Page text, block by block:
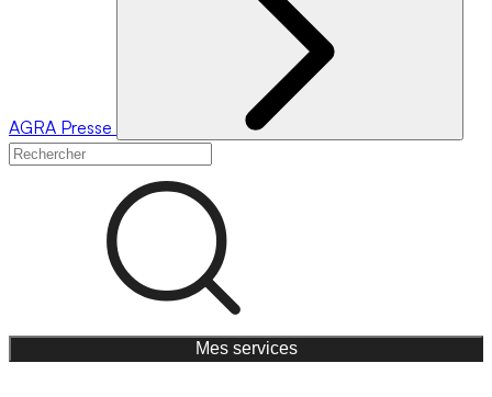
AGRA Presse
Mes services